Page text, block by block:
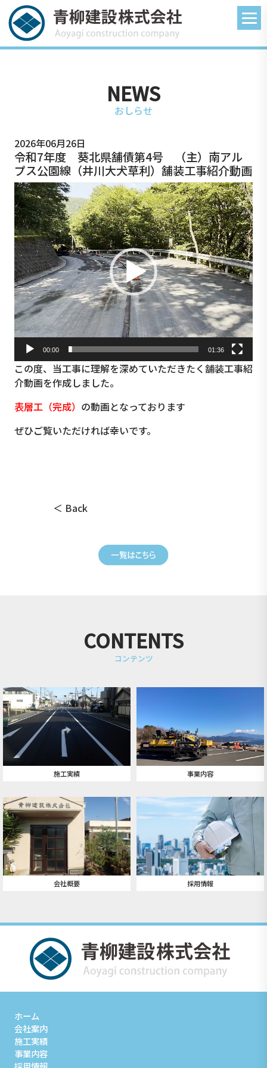
NEWS
おしらせ
2026年06月26日
令和7年度 葵北県舗債第4号 （主）南アル
プス公園線（井川大犬草利）舗装工事紹介動画
動
画
プ
レ
ー
ヤ
ー
00:00 01:36
この度、当工事に理解を深めていただきたく舗装工事紹
介動画を作成しました。
表層工（完成） の動画となっております
ぜひご覧いただければ幸いです。
＜ Back
CONTENTS
コンテンツ
施工実績 事業内容
会社概要 採用情報
ホーム
会社案内
施工実績
事業内容